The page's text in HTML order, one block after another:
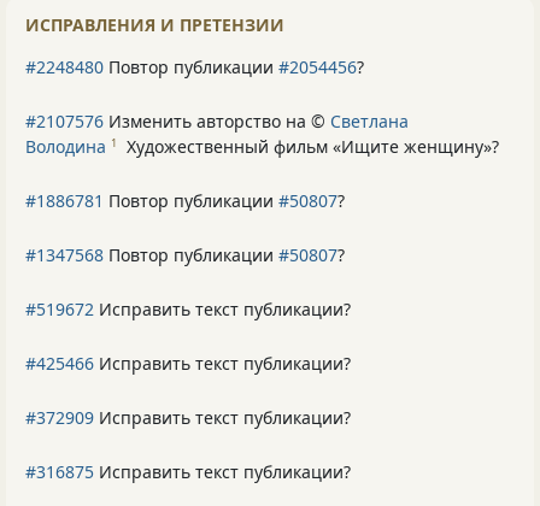
ИСПРАВЛЕНИЯ И ПРЕТЕНЗИИ
#2248480 Повтор публикации #2054456?
#2107576 Изменить авторство на © Светлана
Володина 1 Художественный фильм «Ищите женщину»?
#1886781 Повтор публикации #50807?
#1347568 Повтор публикации #50807?
#519672 Исправить текст публикации?
#425466 Исправить текст публикации?
#372909 Исправить текст публикации?
#316875 Исправить текст публикации?